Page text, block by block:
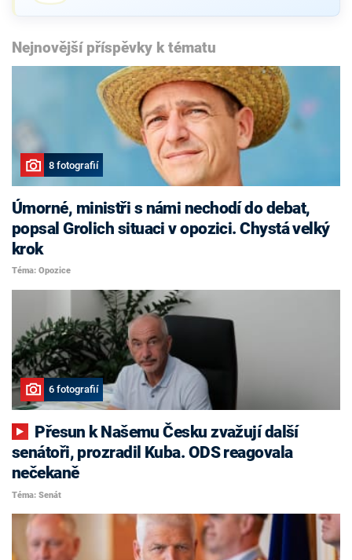
Nejnovější příspěvky k tématu
8 fotografií
Úmorné, ministři s námi nechodí do debat,
popsal Grolich situaci v opozici. Chystá velký
krok
Téma: Opozice
6 fotografií
senátoři, prozradil Kuba. ODS reagovala
nečekaně
Téma: Senát